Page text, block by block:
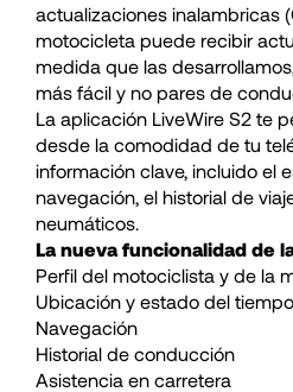
actualizaciones inalambricas
motocicleta puede recibir
medida que las
más fácil y no pares de
La aplicación LiveWire S2 te
desde la comodidad de tu
información clave, incluido el
navegación, el historial de
neumáticos.
La nueva funcionalidad de
Perfil del motociclista y de la
Ubicación y estado del tiempo
Navegación
Historial de conducción
Asistencia en carretera